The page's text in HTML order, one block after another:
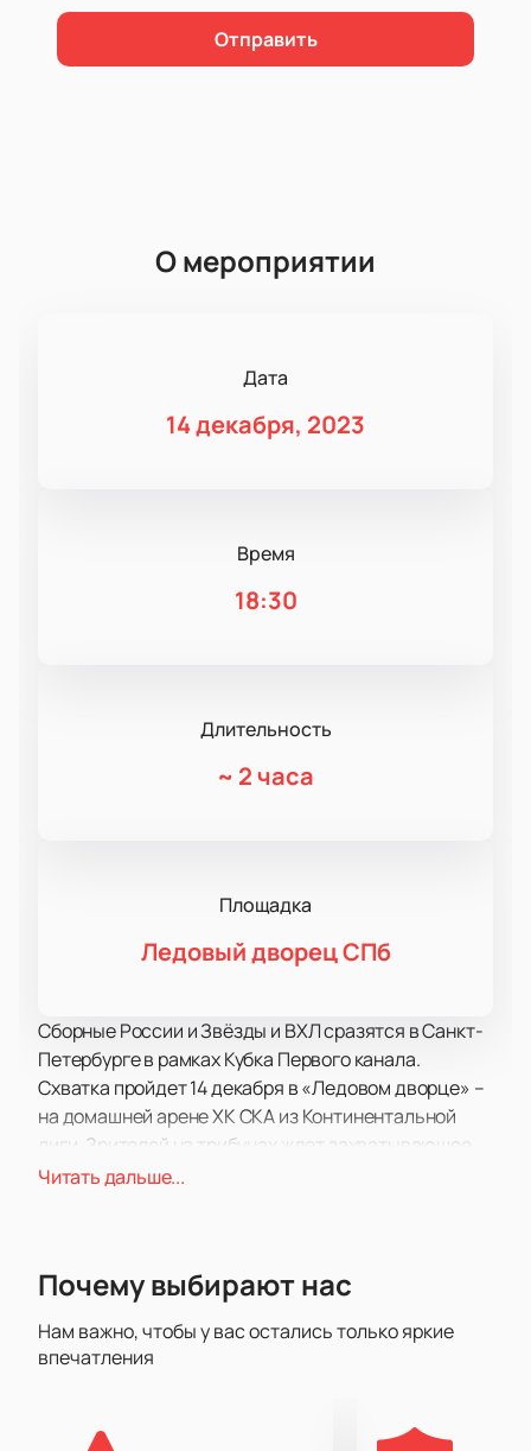
Отправить
О мероприятии
Дата
14 декабря, 2023
Время
18:30
Длительность
~ 2 часа
Площадка
Ледовый дворец СПб
Сборные России и Звёзды и ВХЛ сразятся в Санкт-
Петербурге в рамках Кубка Первого канала.
Схватка пройдет 14 декабря в «Ледовом дворце» –
на домашней арене ХК СКА из Континентальной
лиги. Зрителей на трибунах ждет захватывающее
зрелище, игроки будут бороться за каждый метр.
2023года у нас.Приготовьтесь к красивому
сопровождает встречи Кубка.
Хоккей Россия – Звёзды и ВХЛ можно увидеть в
декабря (в 18:30). Что может быть лучше, чем
Читать дальше...
Почему выбирают нас
Нам важно, чтобы у вас остались только яркие
впечатления